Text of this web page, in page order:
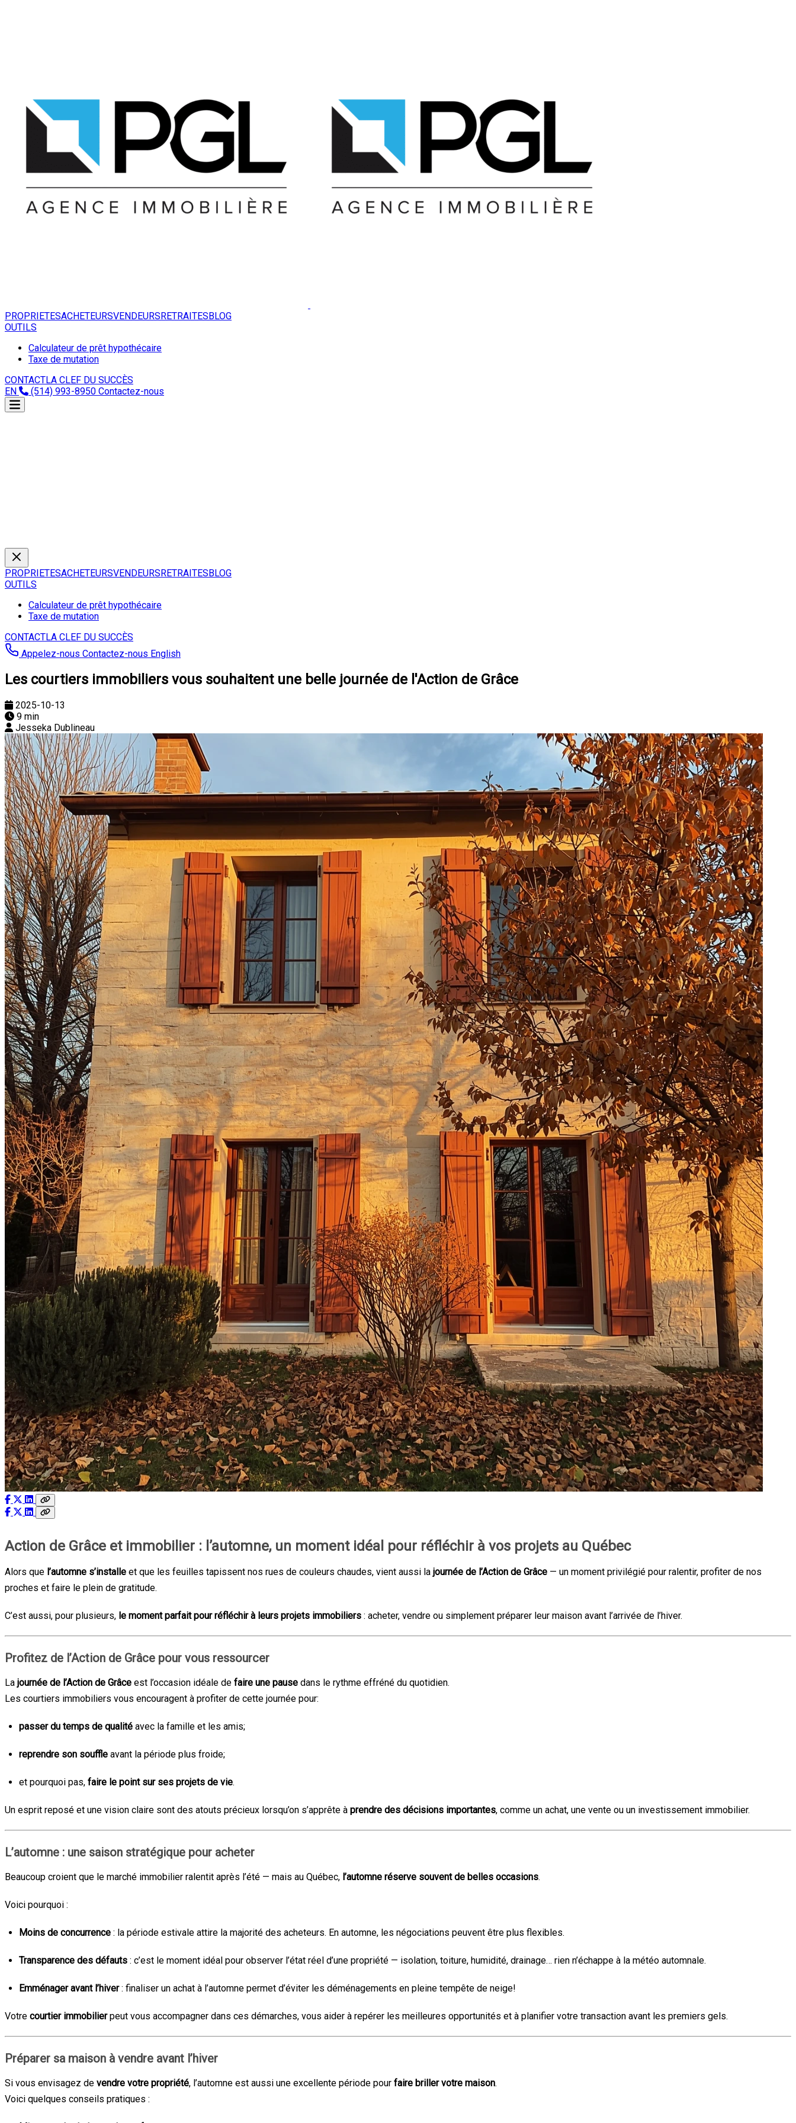
PROPRIETESACHETEURSVENDEURSRETRAITESBLOG
OUTILS
Calculateur de prêt hypothécaire
Taxe de mutation
CONTACTLA CLEF DU SUCCÈS
EN
(514) 993-8950 Contactez-nous
PROPRIETESACHETEURSVENDEURSRETRAITESBLOG
OUTILS
Calculateur de prêt hypothécaire
Taxe de mutation
CONTACTLA CLEF DU SUCCÈS
Appelez-nous Contactez-nous English
Les courtiers immobiliers vous souhaitent une belle journée de l'Action de Grâce
2025-10-13
9 min
Jesseka Dublineau
Action de Grâce et immobilier : l’automne, un moment idéal pour réfléchir à vos projets au Québec
Alors que l’automne s’installe et que les feuilles tapissent nos rues de couleurs chaudes, vient aussi la journée de l’Action de Grâce — un moment privilégié pour ralentir, profiter de nos
proches et faire le plein de gratitude.
C’est aussi, pour plusieurs, le moment parfait pour réfléchir à leurs projets immobiliers : acheter, vendre ou simplement préparer leur maison avant l’arrivée de l’hiver.
Profitez de l’Action de Grâce pour vous ressourcer
La journée de l’Action de Grâce est l’occasion idéale de faire une pause dans le rythme effréné du quotidien.
Les courtiers immobiliers vous encouragent à profiter de cette journée pour:
passer du temps de qualité avec la famille et les amis;
reprendre son souffle avant la période plus froide;
et pourquoi pas, faire le point sur ses projets de vie.
Un esprit reposé et une vision claire sont des atouts précieux lorsqu’on s’apprête à prendre des décisions importantes, comme un achat, une vente ou un investissement immobilier.
L’automne : une saison stratégique pour acheter
Beaucoup croient que le marché immobilier ralentit après l’été — mais au Québec, l’automne réserve souvent de belles occasions.
Voici pourquoi :
Moins de concurrence : la période estivale attire la majorité des acheteurs. En automne, les négociations peuvent être plus flexibles.
Transparence des défauts : c’est le moment idéal pour observer l’état réel d’une propriété — isolation, toiture, humidité, drainage… rien n’échappe à la météo automnale.
Emménager avant l’hiver: finaliser un achat à l’automne permet d’éviter les déménagements en pleine tempête de neige!
Votre courtier immobilierpeut vous accompagner dans ces démarches, vous aider à repérer les meilleures opportunités et à planifier votre transaction avant les premiers gels.
Préparer sa maison à vendre avant l’hiver
Si vous envisagez de vendre votre propriété, l’automne est aussi une excellente période pour faire briller votre maison.
Voici quelques conseils pratiques :